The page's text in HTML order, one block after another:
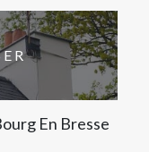
En Bresse